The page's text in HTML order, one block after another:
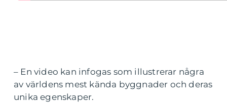
– En video kan infogas som illustrerar några
av världens mest kända byggnader och deras
unika egenskaper.